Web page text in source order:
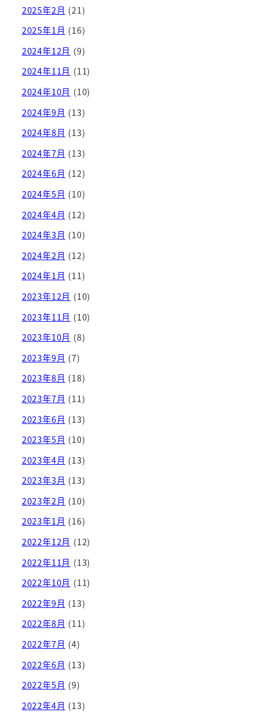
2025年2月 (21)
2025年1月 (16)
2024年12月 (9)
2024年11月 (11)
2024年10月 (10)
2024年9月 (13)
2024年8月 (13)
2024年7月 (13)
2024年6月 (12)
2024年5月 (10)
2024年4月 (12)
2024年3月 (10)
2024年2月 (12)
2024年1月 (11)
2023年12月 (10)
2023年11月 (10)
2023年10月 (8)
2023年9月 (7)
2023年8月 (18)
2023年7月 (11)
2023年6月 (13)
2023年5月 (10)
2023年4月 (13)
2023年3月 (13)
2023年2月 (10)
2023年1月 (16)
2022年12月 (12)
2022年11月 (13)
2022年10月 (11)
2022年9月 (13)
2022年8月 (11)
2022年7月 (4)
2022年6月 (13)
2022年5月 (9)
2022年4月 (13)